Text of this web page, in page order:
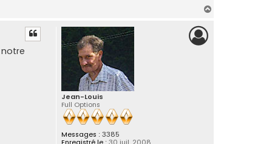
t
e
J
e
a
n
-
o
u
i
s
Jean-Louis
Full Options
Messages : 3385